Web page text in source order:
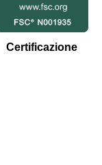
Certificazione